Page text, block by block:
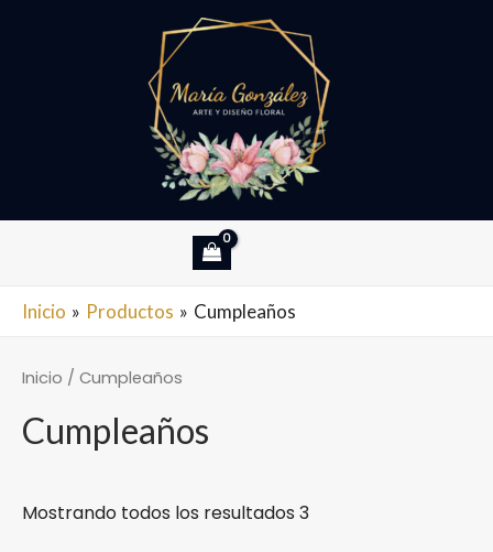
MENU
Inicio Productos Cumpleaños
Inicio / Cumpleaños
Cumpleaños
Mostrando todos los resultados 3